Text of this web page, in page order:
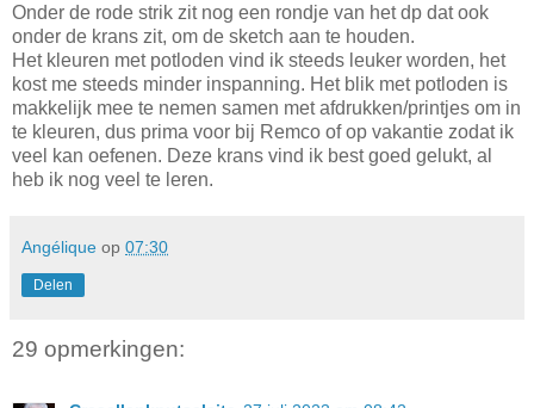
Onder de rode strik zit nog een rondje van het dp dat ook
onder de krans zit, om de sketch aan te houden.
Het kleuren met potloden vind ik steeds leuker worden, het
kost me steeds minder inspanning. Het blik met potloden is
makkelijk mee te nemen samen met afdrukken/printjes om in
te kleuren, dus prima voor bij Remco of op vakantie zodat ik
veel kan oefenen. Deze krans vind ik best goed gelukt, al
heb ik nog veel te leren.
Angélique op 07:30
Delen
29 opmerkingen: